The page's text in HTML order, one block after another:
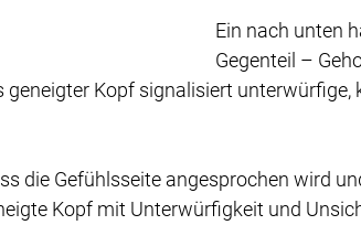
Ein nach unten
Gegenteil –
geneigter Kopf signalisiert unterwürfige,
die Gefühlsseite angesprochen wird
Kopf mit Unterwürfigkeit und